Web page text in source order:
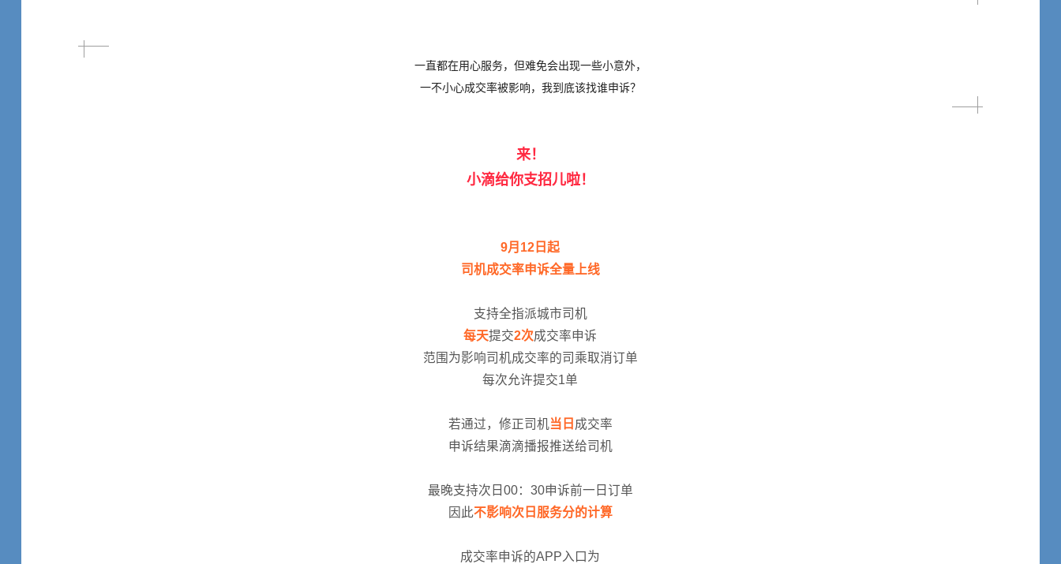
一直都在用心服务， 但难免会出现一些小意外，
一不小心成交率被影响，我到底该找谁申诉？
来！
小滴给你支招儿啦！
9月12日起
司机成交率申诉全量上线
支持全指派城市司机
每天提交2次成交率申诉
范围为影响司机成交率的司乘取消订单
每次允许提交1单
若通过，修正司机当日 成交率
申诉结果滴滴播报推送给司机
最晚支持次日00：30申诉前一日订单
因此不影响次日服务分的计算
成交率申诉的APP入口为